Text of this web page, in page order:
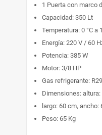
1 Puerta con marco
Capacidad: 350 Lt
Temperatura: 0 °C a
Energía: 220 V / 60
Potencia: 385 W
Motor: 3/8 HP
Gas refrigerante:
Dimensiones:
largo: 60 cm, ancho:
Peso: 65 Kg